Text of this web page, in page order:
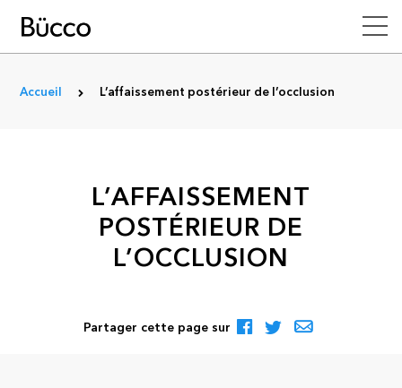
Accueil L’affaissement postérieur de l’occlusion
L’AFFAISSEMENT
POSTÉRIEUR DE
L’OCCLUSION
Partager cette page sur